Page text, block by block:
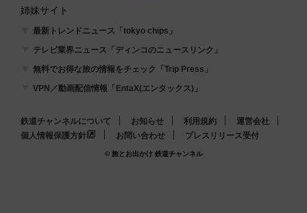
姉妹サイト
最新トレンドニュース「tokyo chips」
テレビ業界ニュース「ディンコのニュースリンク」
無料でお得な旅の情報をチェック「Trip Press」
VPN／動画配信情報「EntaX(エンタックス)」
鉄道チャンネルについて お知らせ 利用規約
運営会社
個人情報保護方針
お問い合わせ プレスリリース受付
© 旅とお出かけ 鉄道チャンネル